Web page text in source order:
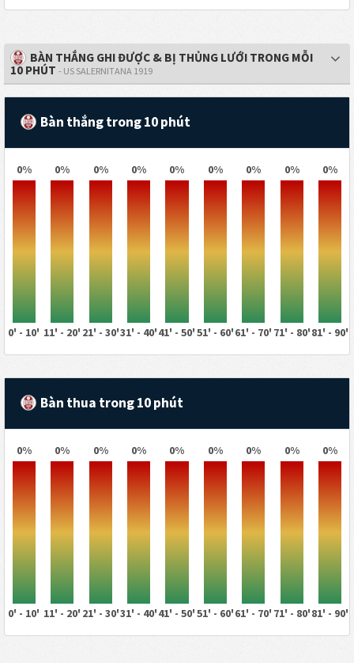
BÀN THẮNG GHI ĐƯỢC & BỊ THỦNG LƯỚI TRONG MỖI
10 PHÚT - US SALERNITANA 1919
Bàn thắng trong 10 phút
0% 0% 0% 0% 0% 0% 0% 0% 0%
0' - 10' 11' - 20' 21' - 30'31' - 40'41' - 50'51' - 60'61' - 70' 71' - 80'81' - 90'
Bàn thua trong 10 phút
0% 0% 0% 0% 0% 0% 0% 0% 0%
0' - 10' 11' - 20' 21' - 30'31' - 40'41' - 50'51' - 60'61' - 70' 71' - 80'81' - 90'